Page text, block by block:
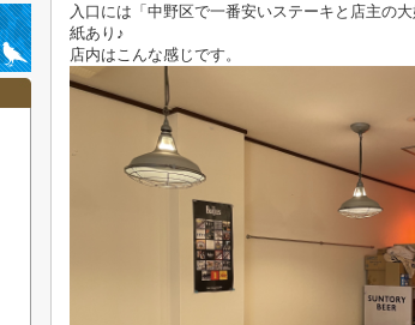
入口には「中野区で一番安いステーキと店主の
紙あり♪
店内はこんな感じです。